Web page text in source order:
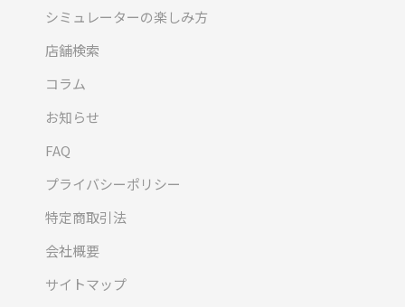
シミュレーターの楽しみ方
店舗検索
コラム
お知らせ
FAQ
プライバシーポリシー
特定商取引法
会社概要
サイトマップ